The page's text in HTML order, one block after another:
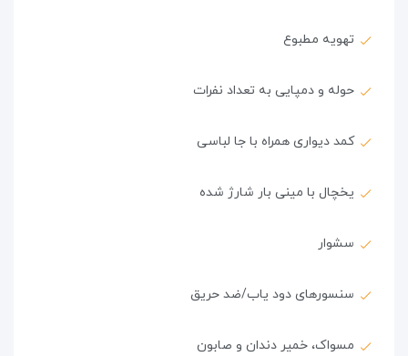
تهویه مطبوع
حوله و دمپایی به تعداد نفرات
کمد دیواری همراه با جا لباسی
یخچال با مینی بار شارژ شده
سشوار
سنسورهای دود یاب/ضد حریق
مسواک، خمیر دندان و صابون